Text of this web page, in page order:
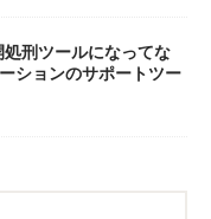
刑ツールになってな
ションのサポートツー